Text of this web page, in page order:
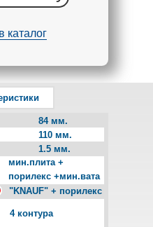
каталог
84 мм.
110 мм.
1.5 мм.
мин.плита +
порилекс +мин.вата
4 контура
"KNAUF" + порилекс